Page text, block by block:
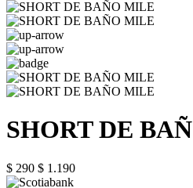
SHORT DE
$ 290 $ 1.190